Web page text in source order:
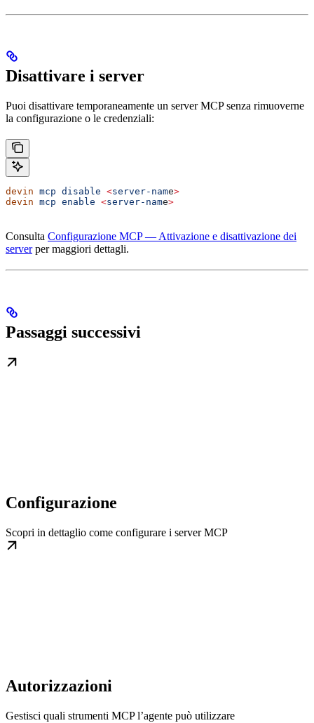
Disattivare i server
Puoi disattivare temporaneamente un server MCP senza rimuoverne
la configurazione o le credenziali:
devin mcp disable <server-name>
devin mcp enable <server-name>
Consulta Configurazione MCP — Attivazione e disattivazione dei
serverper maggiori dettagli.
Passaggi successivi
Configurazione
Scopri in dettaglio come configurare i server MCP
Autorizzazioni
Gestisci quali strumenti MCP l’agente può utilizzare